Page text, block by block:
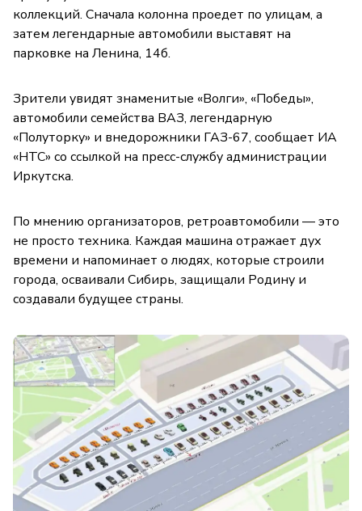
коллекций. Сначала колонна проедет по улицам, а
затем легендарные автомобили выставят на
парковке на Ленина, 14б.
Зрители увидят знаменитые «Волги», «Победы»,
автомобили семейства ВАЗ, легендарную
«Полуторку» и внедорожники ГАЗ-67, сообщает ИА
«НТС» со ссылкой на пресс-службу администрации
Иркутска.
По мнению организаторов, ретроавтомобили — это
не просто техника. Каждая машина отражает дух
времени и напоминает о людях, которые строили
города, осваивали Сибирь, защищали Родину и
создавали будущее страны.